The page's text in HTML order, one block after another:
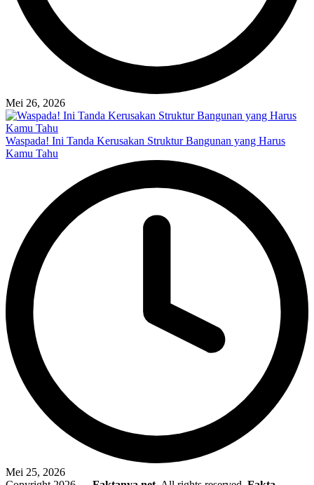
Mei 26, 2026
Waspada! Ini Tanda Kerusakan Struktur Bangunan yang Harus
Kamu Tahu
Mei 25, 2026